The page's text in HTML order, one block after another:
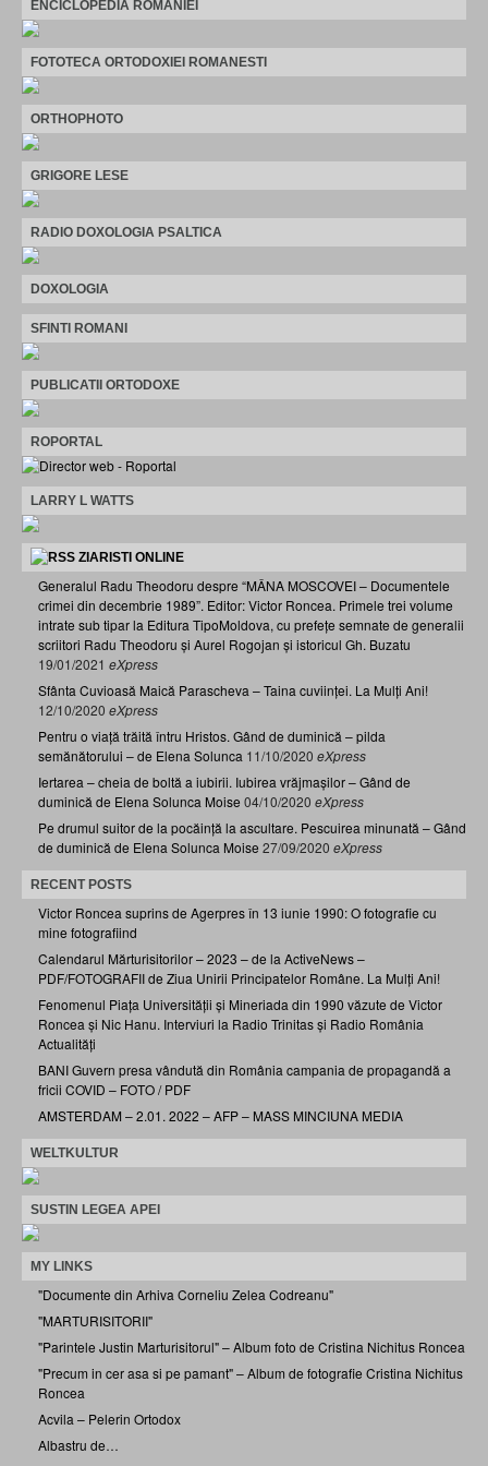
ENCICLOPEDIA ROMANIEI
FOTOTECA ORTODOXIEI ROMANESTI
ORTHOPHOTO
GRIGORE LESE
RADIO DOXOLOGIA PSALTICA
DOXOLOGIA
SFINTI ROMANI
PUBLICATII ORTODOXE
ROPORTAL
LARRY L WATTS
ZIARISTI ONLINE
Generalul Radu Theodoru despre “MÂNA MOSCOVEI – Documentele
crimei din decembrie 1989”. Editor: Victor Roncea. Primele trei volume
intrate sub tipar la Editura TipoMoldova, cu prefețe semnate de generalii
scriitori Radu Theodoru și Aurel Rogojan și istoricul Gh. Buzatu
19/01/2021 eXpress
Sfânta Cuvioasă Maică Parascheva – Taina cuviinței. La Mulți Ani!
12/10/2020 eXpress
Pentru o viață trăită întru Hristos. Gând de duminică – pilda
semănătorului – de Elena Solunca 11/10/2020 eXpress
Iertarea – cheia de boltă a iubirii. Iubirea vrăjmașilor – Gând de
duminică de Elena Solunca Moise 04/10/2020 eXpress
Pe drumul suitor de la pocăință la ascultare. Pescuirea minunată – Gând
de duminică de Elena Solunca Moise 27/09/2020 eXpress
RECENT POSTS
Victor Roncea suprins de Agerpres în 13 iunie 1990: O fotografie cu
mine fotografiind
Calendarul Mărturisitorilor – 2023 – de la ActiveNews –
PDF/FOTOGRAFII de Ziua Unirii Principatelor Române. La Mulți Ani!
Fenomenul Piața Universității și Mineriada din 1990 văzute de Victor
Roncea și Nic Hanu. Interviuri la Radio Trinitas și Radio România
Actualități
BANI Guvern presa vândută din România campania de propagandă a
fricii COVID – FOTO / PDF
AMSTERDAM – 2.01. 2022 – AFP – MASS MINCIUNA MEDIA
WELTKULTUR
SUSTIN LEGEA APEI
MY LINKS
"Documente din Arhiva Corneliu Zelea Codreanu"
"MARTURISITORII"
"Parintele Justin Marturisitorul" – Album foto de Cristina Nichitus Roncea
"Precum in cer asa si pe pamant" – Album de fotografie Cristina Nichitus
Roncea
Acvila – Pelerin Ortodox
Albastru de…